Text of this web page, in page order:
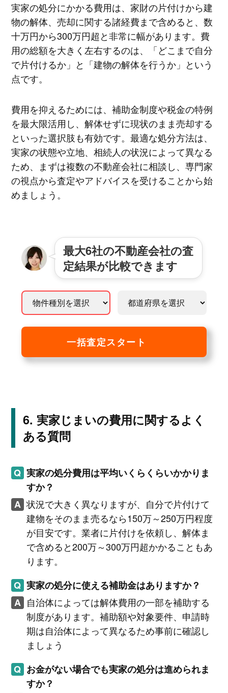
実家の処分にかかる費用は、家財の片付けから建
物の解体、売却に関する諸経費まで含めると、数
十万円から300万円超と非常に幅があります。費
用の総額を大きく左右するのは、「どこまで自分
で片付けるか」と「建物の解体を行うか」という
点です。
費用を抑えるためには、補助金制度や税金の特例
を最大限活用し、解体せずに現状のまま売却する
といった選択肢も有効です。最適な処分方法は、
実家の状態や立地、相続人の状況によって異なる
ため、まずは複数の不動産会社に相談し、専門家
の視点から査定やアドバイスを受けることから始
めましょう。
最大6社の不動産会社の査
定結果が比較できます
一括査定スタート
実家じまいの費用に関するよく
ある質問
実家の処分費用は平均いくらくらいかかりま
すか？
状況で大きく異なりますが、自分で片付けて
建物をそのまま売るなら150万～250万円程度
が目安です。業者に片付けを依頼し、解体ま
で含めると200万～300万円超かかることもあ
ります。
実家の処分に使える補助金はありますか？
自治体によっては解体費用の一部を補助する
制度があります。補助額や対象要件、申請時
期は自治体によって異なるため事前に確認し
ましょう
お金がない場合でも実家の処分は進められま
すか？